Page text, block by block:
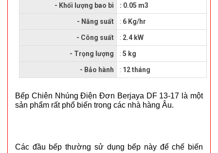
- Khối lượng bao bì : 0.05 m3
- Năng suất : 6 Kg/hr
- Công suất : 2.4 kW
- Trọng lượng : 5 kg
- Bảo hành : 12 tháng
Bếp Chiên Nhúng Điện Đơn Berjaya DF 13-17 là một
sản phẩm rất phổ biến trong các nhà hàng Âu.
Các đầu bếp thường sử dụng bếp này để chế biến